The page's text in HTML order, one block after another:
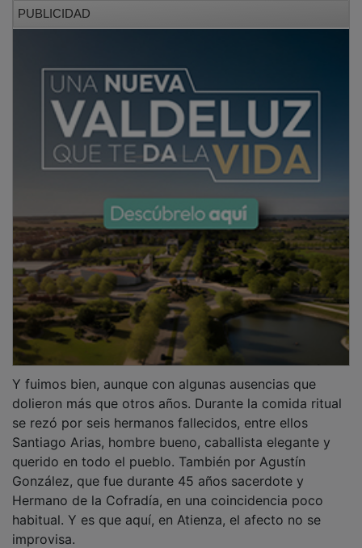
PUBLICIDAD
Y fuimos bien, aunque con algunas ausencias que
dolieron más que otros años. Durante la comida ritual
se rezó por seis hermanos fallecidos, entre ellos
Santiago Arias, hombre bueno, caballista elegante y
querido en todo el pueblo. También por Agustín
González, que fue durante 45 años sacerdote y
Hermano de la Cofradía, en una coincidencia poco
habitual. Y es que aquí, en Atienza, el afecto no se
improvisa.